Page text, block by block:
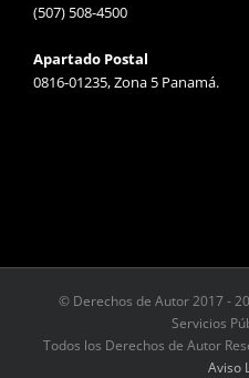
(507) 508-4500
Apartado Postal
0816-01235, Zona 5 Panamá.
© Derechos de Autor 2017 -
Servicios
Todos los Derechos de Autor
Aviso